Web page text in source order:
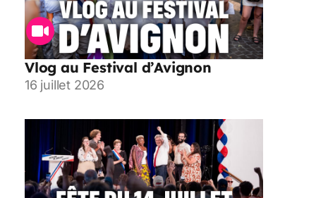
Vlog au Festival d’Avignon
16 juillet 2026